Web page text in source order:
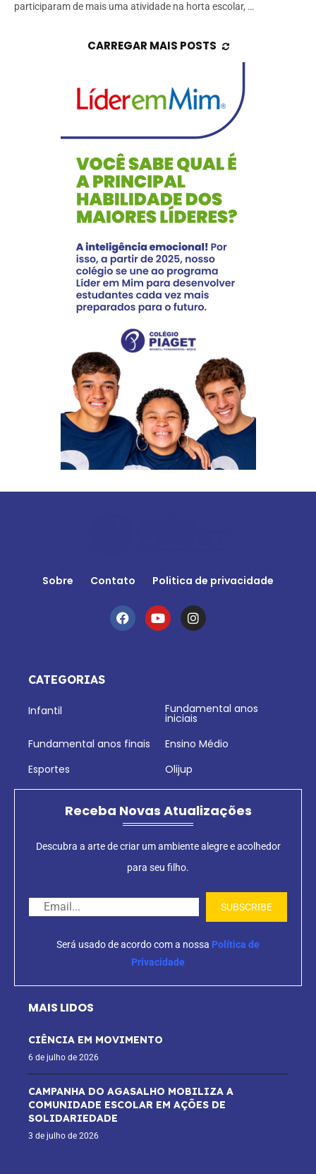
participaram de mais uma atividade na horta escolar, …
CARREGAR MAIS POSTS
Sobre Contato Politica de privacidade
CATEGORIAS
Infantil Fundamental anos
iniciais
Fundamental anos finais
Ensino Médio
Esportes
Olijup
Receba Novas Atualizações
Descubra a arte de criar um ambiente alegre e acolhedor
para seu filho.
Será usado de acordo com a nossa Política de
Privacidade
MAIS LIDOS
CIÊNCIA EM MOVIMENTO
6 de julho de 2026
CAMPANHA DO AGASALHO MOBILIZA A
COMUNIDADE ESCOLAR EM AÇÕES DE
SOLIDARIEDADE
3 de julho de 2026